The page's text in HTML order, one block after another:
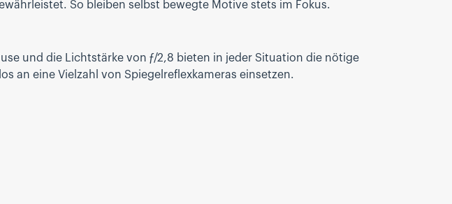
So bleiben selbst bewegte Motive stets im Fokus.
und die Lichtstärke von ƒ/2,8 bieten in jeder Situation die nötige
an eine Vielzahl von Spiegelreflexkameras einsetzen.